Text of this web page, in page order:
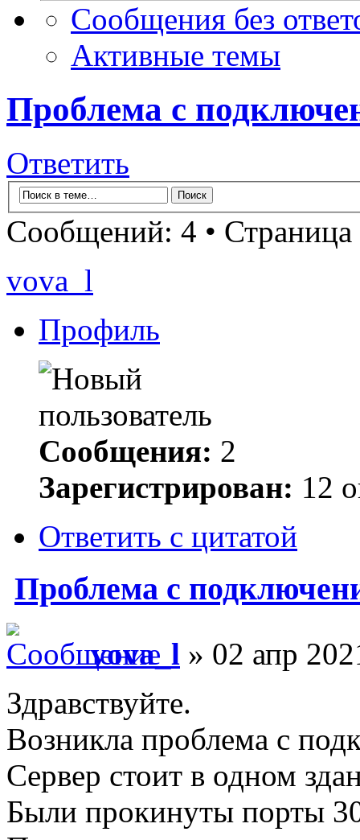
Сообщения без
Активные темы
Проблема с
Ответить
Сообщений: 4 • Страница
vova_l
Профиль
Сообщения: 2
Зарегистрирован: 12
Ответить с цитатой
Проблема с
vova_l » 02 апр
Здравствуйте.
Возникла проблема с
Сервер стоит в одном
Были прокинуты порты